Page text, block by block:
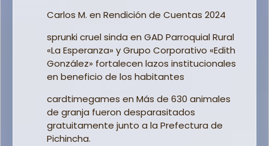
Carlos M. en Rendición de Cuentas 2024
sprunki cruel sinda en GAD Parroquial Rural
«La Esperanza» y Grupo Corporativo «Edith
González» fortalecen lazos institucionales
en beneficio de los habitantes
cardtimegames en Más de 630 animales
de granja fueron desparasitados
gratuitamente junto a la Prefectura de
Pichincha.